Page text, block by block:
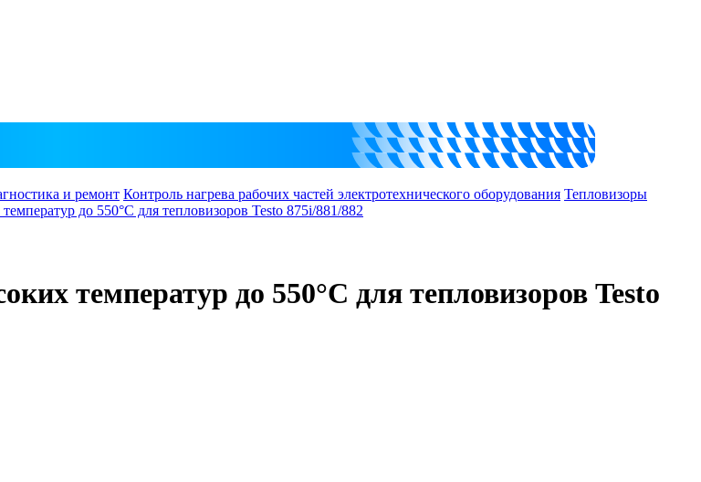
и ремонт Контроль нагрева рабочих частей электротехнического оборудования Тепловизоры
до 550°C для тепловизоров Testo 875i/881/882
температур до 550°C для тепловизоров Testo